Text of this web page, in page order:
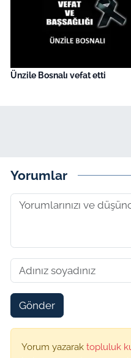
Ünzile Bosnalı vefat etti
Yorumlar
Gönder
Yorum yazarak topluluk